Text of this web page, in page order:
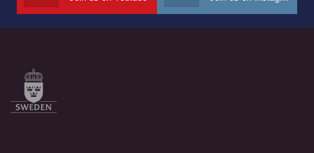
по этой ссылке и поставить лайк под видео.